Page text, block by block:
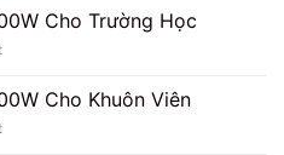
Pha
Module
100W
Bệnh
Cho Trường Học
ở
Pha
Module
100W
Cho Khuôn Viên
ở